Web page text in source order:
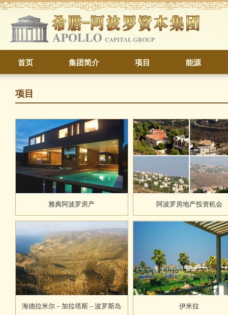
首页 集团简介 项目 能源
项目
雅典阿波罗房产 阿波罗房地产投资机会
海德拉米尔 – 加拉塔斯 – 波罗斯岛 伊米拉